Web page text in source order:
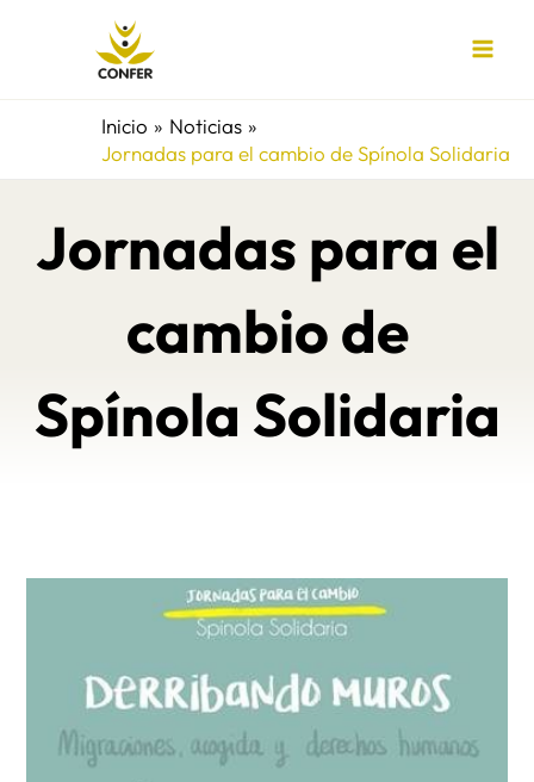
Inicio
Noticias
Jornadas para el cambio de Spínola Solidaria
Jornadas para el
cambio de
Spínola Solidaria